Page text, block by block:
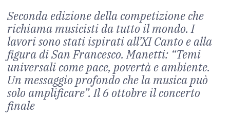
Seconda edizione della competizione che
richiama musicisti da tutto il mondo. I
lavori sono stati ispirati all’XI Canto e alla
figura di San Francesco. Manetti: “Temi
universali come pace, povertà e ambiente.
Un messaggio profondo che la musica può
solo amplificare”. Il 6 ottobre il concerto
finale